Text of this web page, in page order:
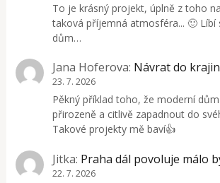
To je krásný projekt, úplně z toho
taková příjemná atmosféra... 🙂 Líbí
dům…
Jana Hoferova: Návrat do
23. 7. 2026
Pěkný příklad toho, že moderní
přirozeně a citlivě zapadnout do
Takové projekty mě baví👍
Jitka: Praha dál povoluje málo
22. 7. 2026